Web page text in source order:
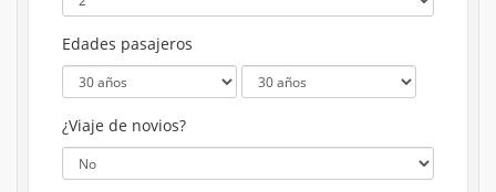
Edades pasajeros
¿Viaje de novios?